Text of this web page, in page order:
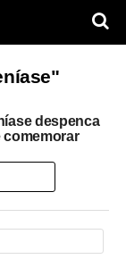
despenca
comemorar